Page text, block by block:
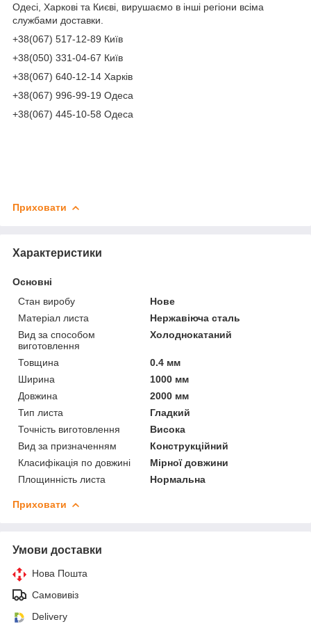
Одесі, Харкові та Києві, вирушаємо в інші регіони всіма
службами доставки.
+38(067) 517-12-89 Київ
+38(050) 331-04-67 Київ
+38(067) 640-12-14 Харків
+38(067) 996-99-19 Одеса
+38(067) 445-10-58 Одеса
Приховати
Характеристики
Основні
Стан виробу
Нове
Матеріал листа
Нержавіюча сталь
Вид за способом
виготовлення
Холоднокатаний
Товщина
0.4 мм
Ширина
1000 мм
Довжина
2000 мм
Тип листа
Гладкий
Точність виготовлення
Висока
Вид за призначенням
Конструкційний
Класифікація по довжині
Мірної довжини
Площинність листа
Нормальна
Приховати
Умови доставки
Нова Пошта
Самовивіз
Delivery